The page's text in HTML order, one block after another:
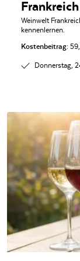
Weinwelt
kennenlernen.
Kostenbeitrag:
Donnerstag,